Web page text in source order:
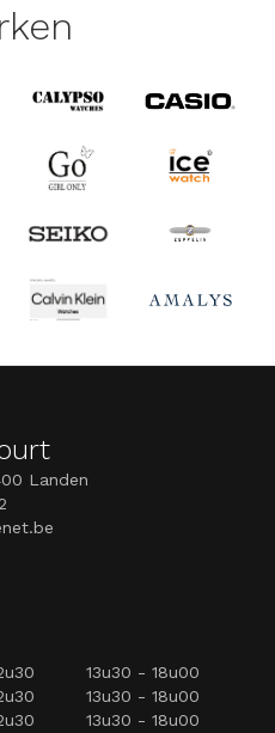
Landen
13u30 - 18u00
13u30 - 18u00
13u30 - 18u00